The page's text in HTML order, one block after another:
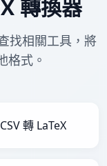
轉換器
找相關工具，將
格式。
CSV 轉 LaTeX